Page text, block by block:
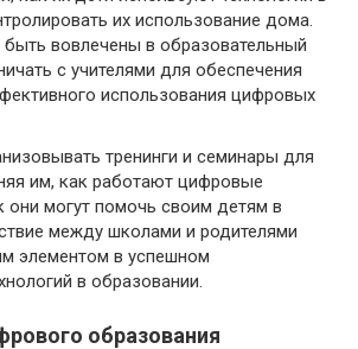
их использование дома.
вовлечены в образовательный
с учителями для обеспечения
использования цифровых
тренинги и семинары для
им, как работают цифровые
они могут помочь своим детям в
между школами и родителями
элементом в успешном
в образовании.
образования